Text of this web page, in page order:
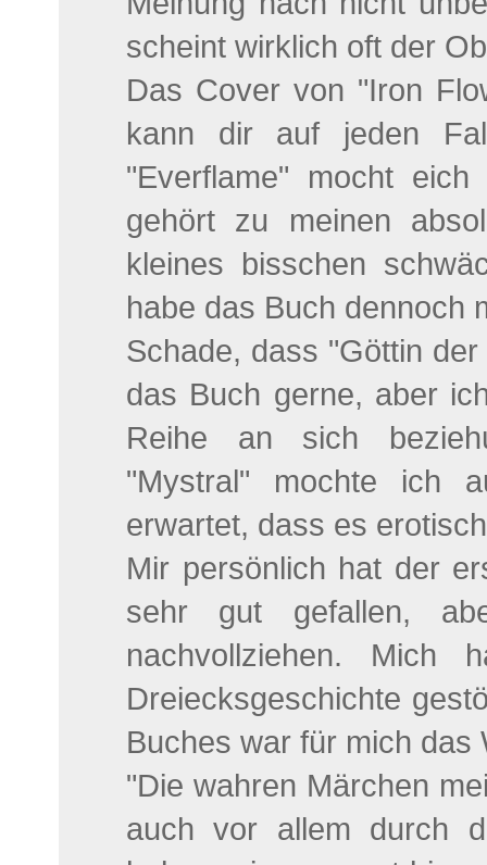
scheint wirklich oft der
Das Cover von "Iron
kann dir auf jeden
"Everflame" mocht
gehört zu meinen
kleines bisschen
habe das Buch dennoch
Schade, dass "Göttin
das Buch gerne, aber
Reihe an sich
"Mystral" mochte ich
erwartet, dass es
Mir persönlich hat der
sehr gut gefallen,
nachvollziehen. Mich
Dreiecksgeschichte
Buches war für mich das
"Die wahren Märchen
auch vor allem durch